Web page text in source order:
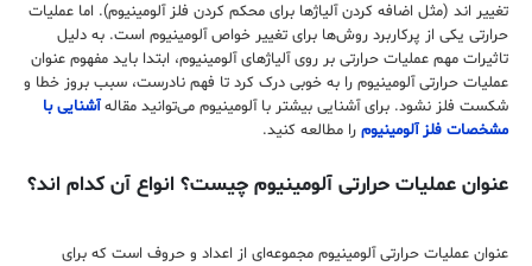
تغییر اند (مثل اضافه کردن آلیاژ‌ها برای محکم کردن فلز آلومینیوم). اما عملیات
حرارتی یکی از پرکاربرد روش‌ها برای تغییر خواص آلومینیوم است. به دلیل
تاثیرات مهم عملیات حرارتی بر روی آلیاژ‌های آلومینیوم، ابتدا باید مفهوم عنوان
عملیات حرارتی آلومینیوم را به خوبی درک کرد تا فهم نادرست، سبب بروز خطا و
شکست فلز نشود. برای آشنایی بیشتر با آلومینیوم می‌توانید مقالهآشنایی با
مشخصات فلز آلومینیوم را مطالعه کنید.
عنوان عملیات حرارتی آلومینیوم چیست؟ انواع آن کدام اند؟
عنوان عملیات حرارتی آلومینیوم مجموعه‌ای از اعداد و حروف است که برای